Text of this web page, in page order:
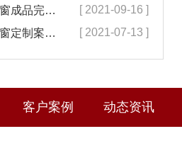
辽宁寺庙红色铝合金仿古门窗成品完工「冠墅阳光」 [ 2021-09-16 ]
临潼景区木纹铝合金仿古门窗定制案例「冠墅阳光」 [ 2021-07-13 ]
客户案例 动态资讯